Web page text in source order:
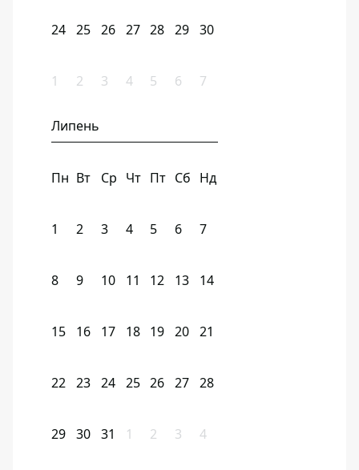
24 25 26 27 28 29 30
1 2 3 4 5 6 7
Липень
Пн Вт Ср Чт Пт Сб Нд
1 2 3 4 5 6 7
8 9 10 11 12 13 14
15 16 17 18 19 20 21
22 23 24 25 26 27 28
29 30 31 1 2 3 4